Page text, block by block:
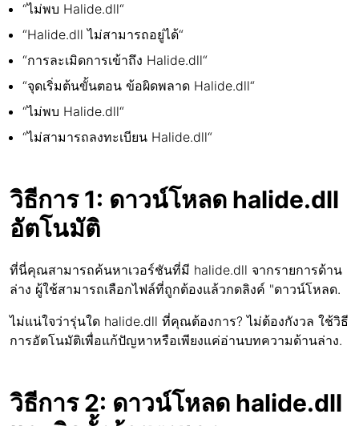
“ไม่พบ Halide.dll“
“Halide.dll ไม่สามารถอยู่ได้“
“การละเมิดการเข้าถึง Halide.dll“
“จุดเริ่มต้นขั้นตอน ข้อผิดพลาด Halide.dll“
“ไม่พบ Halide.dll“
“ไม่สามารถลงทะเบียน Halide.dll“
วิธีการ 1: ดาวน์โหลด halide.dll
อัตโนมัติ
ที่นี่คุณสามารถค้นหาเวอร์ชันที่มี halide.dll จากรายการด้าน
ล่าง ผู้ใช้สามารถเลือกไฟล์ที่ถูกต้องแล้วกดลิงค์ "ดาวน์โหลด.
ไม่แน่ใจว่ารุ่นใด halide.dll ที่คุณต้องการ? ไม่ต้องกังวล ใช้วิธี
การอัตโนมัติเพื่อแก้ปัญหาหรือเพียงแค่อ่านบทความด้านล่าง.
วิธีการ 2: ดาวน์โหลด halide.dll